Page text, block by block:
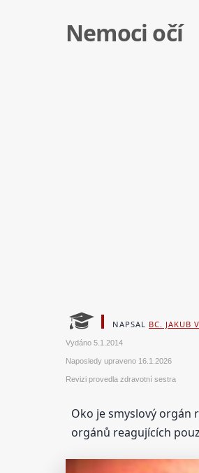
Nemoci očí
NAPSAL BC. JAKUB
Vydáno5.1.2014
Naposledy upraveno 16.1.2026
Revizi provedla zdravotní sestra
Oko je smyslový orgán
orgánů reagujících